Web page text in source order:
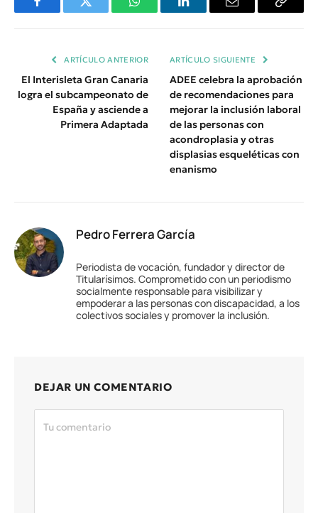
FacebookTwitter WhatsAppLinkedInEmail
Copiar
ARTÍCULO ANTERIOR
El Interisleta Gran Canaria
logra el subcampeonato de
España y asciende a
Primera Adaptada
ARTÍCULO SIGUIENTE
ADEE celebra la aprobación
de recomendaciones para
mejorar la inclusión laboral
de las personas con
acondroplasia y otras
displasias esqueléticas con
enanismo
Pedro Ferrera García
Periodista de vocación, fundador y director de
Titularísimos. Comprometido con un periodismo
socialmente responsable para visibilizar y
empoderar a las personas con discapacidad, a los
colectivos sociales y promover la inclusión.
DEJAR UN COMENTARIO